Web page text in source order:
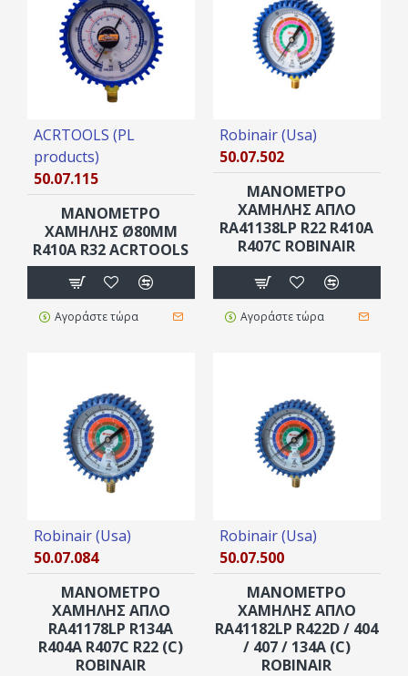
ACRTOOLS (PL
products)
50.07.115
ΜΑΝΟΜΕΤΡΟ
ΧΑΜΗΛΗΣ Ø80MM
R410A R32 ACRTOOLS
Αγοράστε τώρα
Robinair (Usa)
50.07.502
ΜΑΝΟΜΕΤΡΟ
ΧΑΜΗΛΗΣ ΑΠΛΟ
RA41138LP R22 R410A
R407C ROBINAIR
Αγοράστε τώρα
Robinair (Usa)
50.07.084
ΜΑΝΟΜΕΤΡΟ
ΧΑΜΗΛΗΣ ΑΠΛΟ
RA41178LP R134A
R404A R407C R22 (C)
ROBINAIR
Robinair (Usa)
50.07.500
ΜΑΝΟΜΕΤΡΟ
ΧΑΜΗΛΗΣ ΑΠΛΟ
RA41182LP R422D / 404
/ 407 / 134A (C)
ROBINAIR